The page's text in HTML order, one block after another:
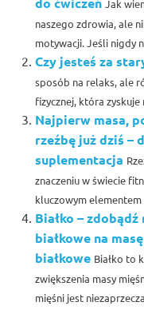
Jak
naszego zdrowia, ale
motywacji. Jeśli nigdy
Czy jesteś za
sposób na relaks, ale
fizycznej, która
Najpierw masa,
rzeźbę już dziś –
suplementacja
znaczeniu w świecie
kluczowym elementem
Białko –
białkowe na
białkowe Białko to
zwiększenia masy
mięśni jest